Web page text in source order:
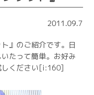
2011.09.7
』のご紹介です。日
たって簡単。お好み
しください[i:160]